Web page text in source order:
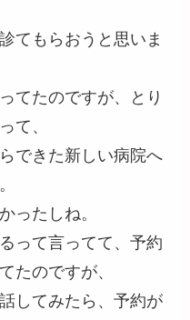
てもらおうと思いま
てたのですが、とり
て、
できた新しい病院へ
ったしね。
って言ってて、予約
たのですが、
してみたら、予約が